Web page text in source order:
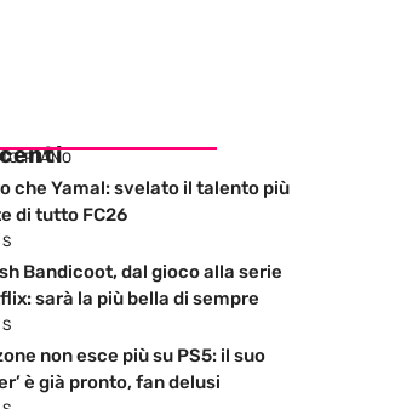
PIANO
che Yamal: svelato il talento più
di tutto FC26
Bandicoot, dal gioco alla serie
sarà la più bella di sempre
non esce più su PS5: il suo
è già pronto, fan delusi